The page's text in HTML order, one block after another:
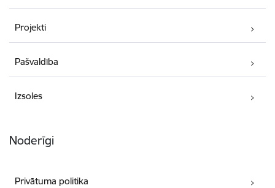
Projekti
Pašvaldība
Izsoles
Noderīgi
Privātuma politika